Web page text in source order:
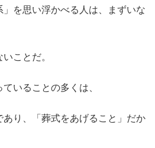
」を思い浮かべる人は、まずいな
ことだ。
いることの多くは、
あり、「葬式をあげること」だか